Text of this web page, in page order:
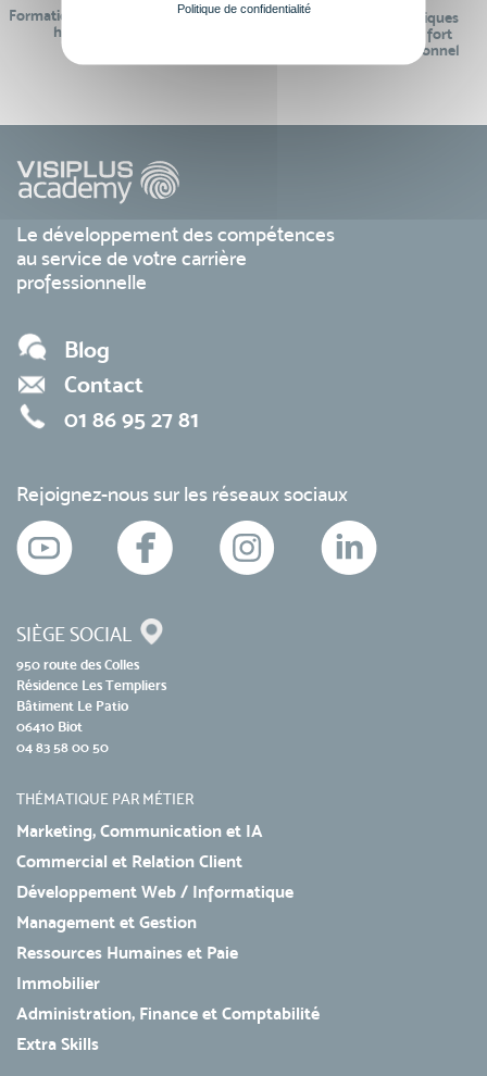
Formations réalisables pendant ou
hors temps de travail
Des contenus pédagogiques
« de pointe » et en lien fort
avec le monde professionnel
Le développement des compétences
au service de votre carrière
professionnelle
Blog
Contact
01 86 95 27 81
Rejoignez-nous sur les réseaux sociaux
SIÈGE SOCIAL
950 route des Colles
Résidence Les Templiers
Bâtiment Le Patio
06410 Biot
04 83 58 00 50
THÉMATIQUE PAR MÉTIER
Marketing, Communication et IA
Commercial et Relation Client
Développement Web / Informatique
Management et Gestion
Ressources Humaines et Paie
Immobilier
Administration, Finance et Comptabilité
Extra Skills
Politique de confidentialité